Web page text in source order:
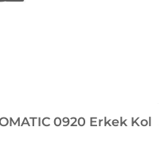
0920 Erkek Kol